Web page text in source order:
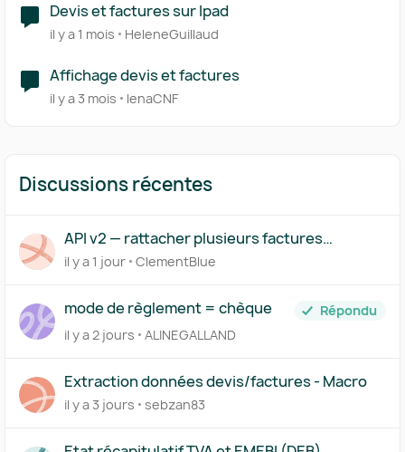
Devis et factures sur Ipad
il y a 1 mois HeleneGuillaud
Affichage devis et factures
il y a 3 mois lenaCNF
Discussions récentes
API v2 — rattacher plusieurs factures
(acompte/solde) à un même devis
il y a 1 jour ClementBlue
mode de règlement = chèque
Répondu
il y a 2 jours
ALINEGALLAND
Extraction données devis/factures - Macro
il y a 3 jours sebzan83